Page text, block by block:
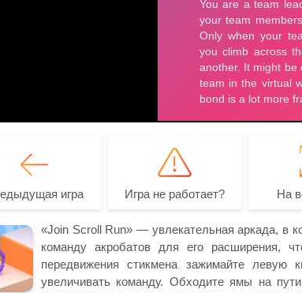
игра Игра не работает? На
«Join Scroll Run» — увлекательная аркада, в
команду акробатов для его расширения,
передвижения стикмена зажимайте левую
увеличивать команду. Обходите ямы на